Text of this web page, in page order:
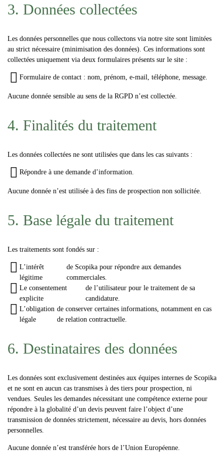
3. Données collectées
Les données personnelles que nous collectons via notre site sont limitées
au strict nécessaire (minimisation des données). Ces informations sont
collectées uniquement via deux formulaires présents sur le site :
Formulaire de contact : nom, prénom, e-mail, téléphone, message.
Aucune donnée sensible au sens de la RGPD n’est collectée.
4. Finalités du traitement
Les données collectées ne sont utilisées que dans les cas suivants :
Répondre à une demande d’information.
Aucune donnée n’est utilisée à des fins de prospection non sollicitée.
5. Base légale du traitement
Les traitements sont fondés sur :
L’intérêt
légitime
de Scopika pour répondre aux demandes
commerciales.
Le consentement
explicite
de l’utilisateur pour le traitement de sa
candidature.
L’obligation
légale
de conserver certaines informations, notamment en cas
de relation contractuelle.
6. Destinataires des données
Les données sont exclusivement destinées aux équipes internes de Scopika
et ne sont en aucun cas transmises à des tiers pour prospection, ni
vendues. Seules les demandes nécessitant une compétence externe pour
répondre à la globalité d’un devis peuvent faire l’object d’une
transmission de données strictement, nécessaire au devis, hors données
personnelles.
Aucune donnée n’est transférée hors de l’Union Européenne.